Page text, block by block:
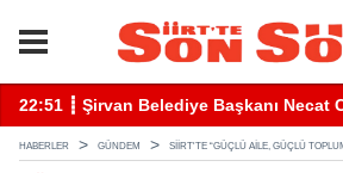
22:41 ┋ Siirt’te Baraj Sularının
HABERLER GÜNDEM SIIRT'TE “GÜÇLÜ AILE, GÜÇLÜ